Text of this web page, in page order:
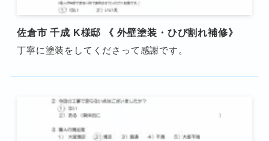
佐倉市 千成 K様邸 《 外壁塗装・ひび割れ補修》
丁寧に塗装をしてくださって感謝です。